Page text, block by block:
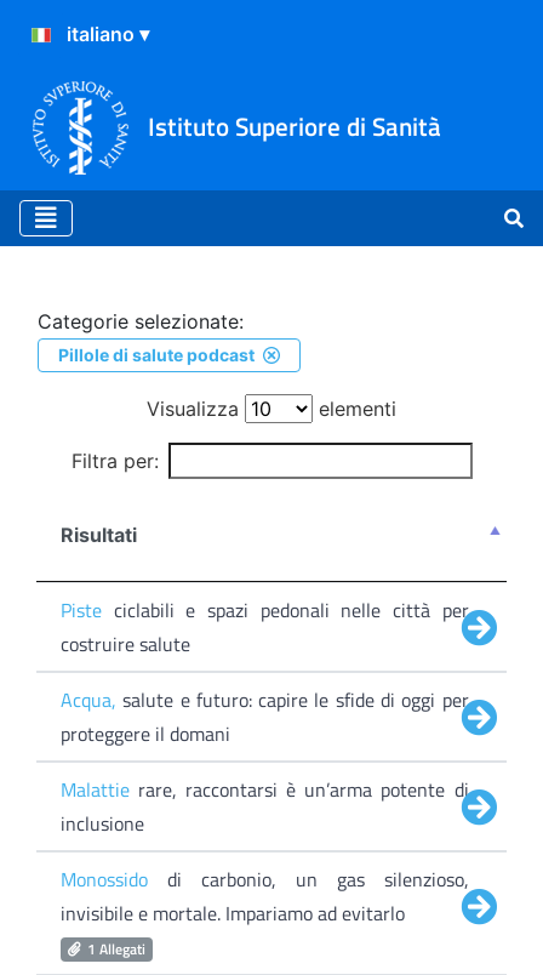
Istituto Superiore di Sanità
Ricerca
Categorie selezionate:
Pillole di salute podcast
Visualizza elementi
Filtra per:
Risultati
Piste ciclabili e spazi pedonali nelle città per
costruire salute
Acqua, salute e futuro: capire le sfide di oggi per
proteggere il domani
Malattie rare, raccontarsi è un’arma potente di
inclusione
Monossido di carbonio, un gas silenzioso,
invisibile e mortale. Impariamo ad evitarlo
1 Allegati